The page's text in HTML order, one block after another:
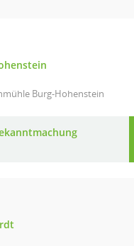
Burg-Hohenstein